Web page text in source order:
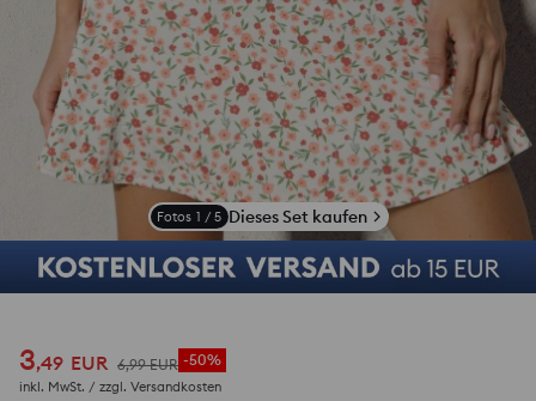
Fotos 1 / 5 Dieses Set kaufen
3,49 EUR 6,99 EUR -50%
inkl. MwSt. / zzgl. Versandkosten